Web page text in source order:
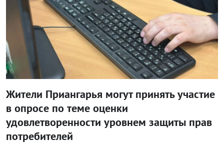
Жители Приангарья могут принять участие
в опросе по теме оценки
удовлетворенности уровнем защиты прав
потребителей